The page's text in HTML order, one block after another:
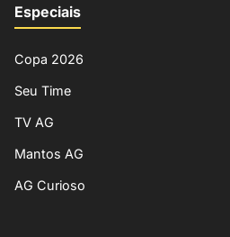
Especiais
Copa 2026
Seu Time
TV AG
Mantos AG
AG Curioso